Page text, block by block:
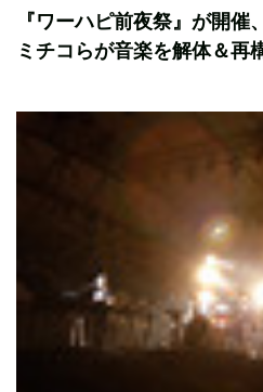
『ワーハピ前夜祭』が開
ミチコらが音楽を解体＆再